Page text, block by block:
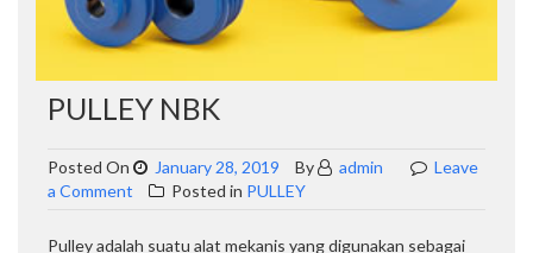
PULLEY NBK
Posted On January 28, 2019 By admin
Leave
a Comment on
NBK
Posted in PULLEY
Pulley adalah suatu alat mekanis yang digunakan sebagai